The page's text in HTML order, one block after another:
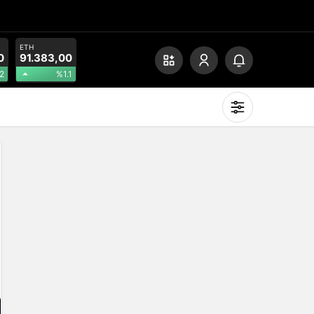
ETH
91.383,00
%1.1
Mod
değiştir